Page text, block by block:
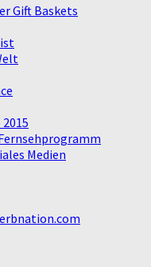
Gift Baskets
Medien